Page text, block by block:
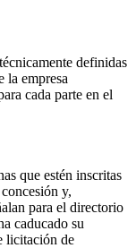
definidas
la empresa
cada parte en el
que estén inscritas
y,
para el directorio
caducado su
licitación de